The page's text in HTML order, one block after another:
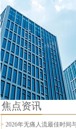
焦点资讯
> 2026年无痛人流最佳时间与术后护